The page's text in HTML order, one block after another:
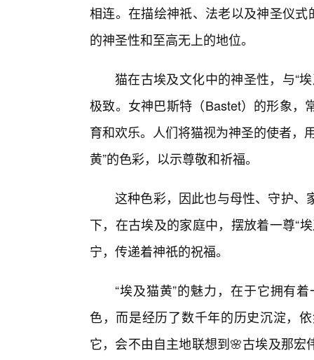
相连。在描绘神祇、法老以及神圣仪
的神圣性和至高无上的地位。
猫在古埃及文化中的神圣性，与“
极致。女神巴斯特（Bastet）的形象，
育和欢乐。人们将猫视为神圣的使者，
黄”的色彩，以示尊敬和祈福。
这种色彩，因此也与母性、守护、
下，在古埃及的家庭中，摆放着一尊“
宁，传递着神祇的祝福。
“埃及猫黄”的魅力，在于它拥有
色，而是经历了数千年的历史沉淀，
它，会不由自主地联想到🌸古埃及那